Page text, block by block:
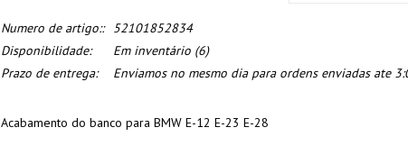
Numero de artigo::
52101852834
Disponibilidade:
Em inventário(6)
Prazo de entrega:
Enviamos no mesmo dia para ordens enviadas ate
Acabamento do banco para BMW E-12 E-23 E-28